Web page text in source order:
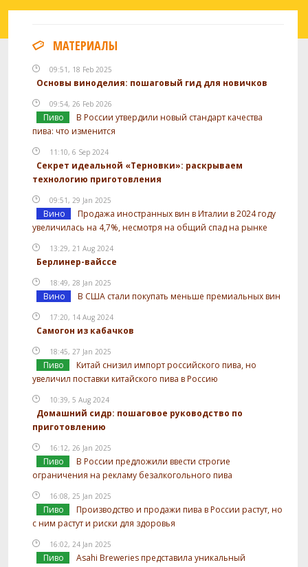
МАТЕРИАЛЫ
09:51, 18 Feb 2025
Основы виноделия: пошаговый гид для новичков
09:54, 26 Feb 2026
Пиво
В России утвердили новый стандарт качества
пива: что изменится
11:10, 6 Sep 2024
Секрет идеальной «Терновки»: раскрываем
технологию приготовления
09:51, 29 Jan 2025
Вино
Продажа иностранных вин в Италии в 2024 году
увеличилась на 4,7%, несмотря на общий спад на рынке
13:29, 21 Aug 2024
Берлинер-вайссе
18:49, 28 Jan 2025
Вино В США стали покупать меньше премиальных вин
17:20, 14 Aug 2024
Самогон из кабачков
18:45, 27 Jan 2025
Пиво
Китай снизил импорт российского пива, но
увеличил поставки китайского пива в Россию
10:39, 5 Aug 2024
Домашний сидр: пошаговое руководство по
приготовлению
16:12, 26 Jan 2025
Пиво
В России предложили ввести строгие
ограничения на рекламу безалкогольного пива
16:08, 25 Jan 2025
Пиво
Производство и продажи пива в России растут, но
с ним растут и риски для здоровья
16:02, 24 Jan 2025
Пиво
Asahi Breweries представила уникальный